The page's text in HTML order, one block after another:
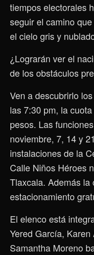
tiempos electorales
seguir el camino
el cielo gris y
¿Lograrán ver el
de los obstáculos
Ven a descubrirlo
las 7:30 pm, la
pesos. Las
noviembre, 7, 14 y
instalaciones de la
Calle Niños Héroes
Tlaxcala. Además
estacionamiento
El elenco está
Yered García,
Samantha Moreno